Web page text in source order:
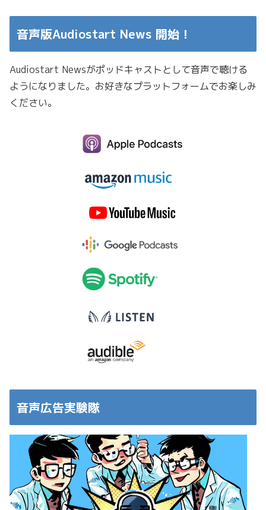
音声版Audiostart News 開始！
Audiostart Newsがポッドキャストとして音声で聴ける
ようになりました。お好きなプラットフォームでお楽しみ
ください。
音声広告実験隊